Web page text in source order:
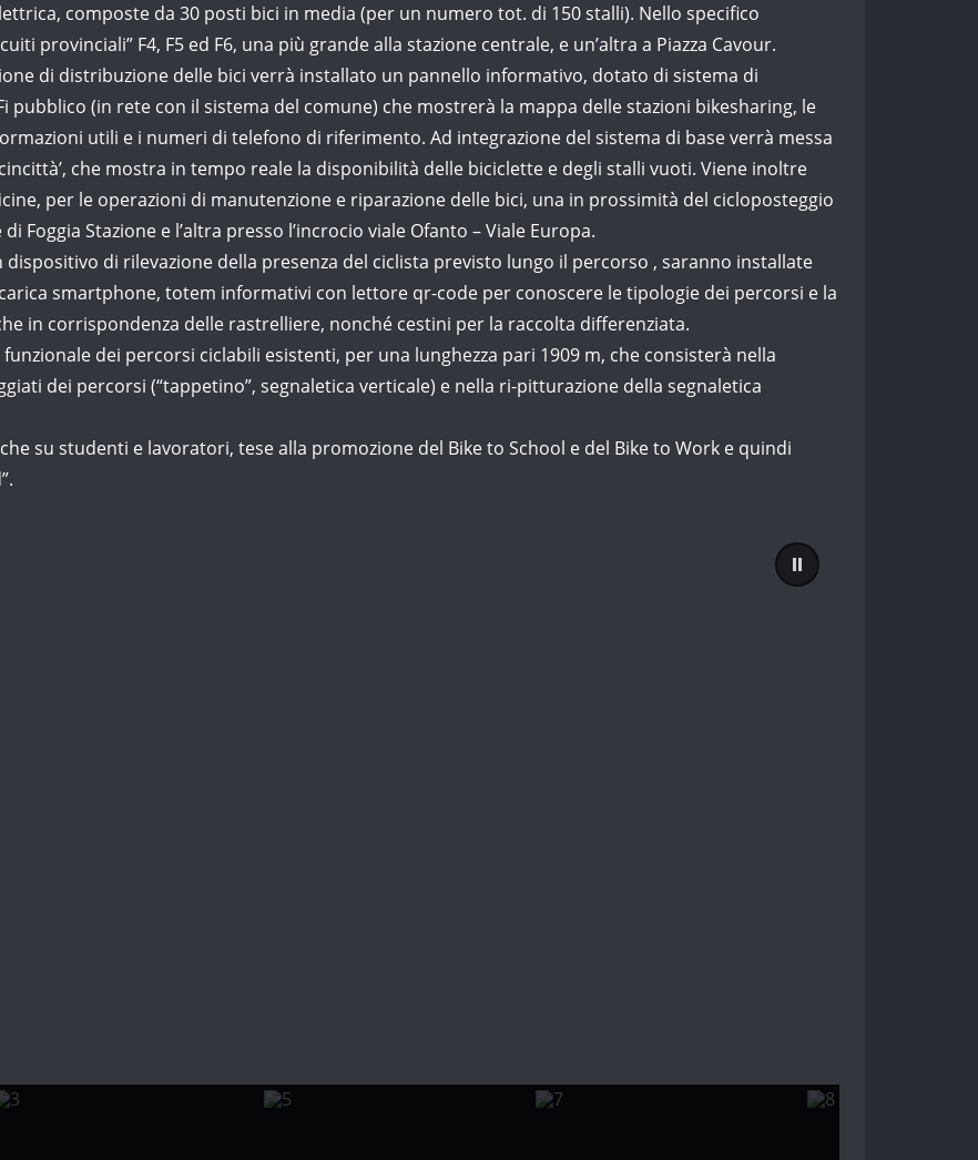
composte da 30 posti bici in media (per un numero tot. di 150 stalli). Nello specifico
provinciali” F4, F5 ed F6, una più grande alla stazione centrale, e un’altra a Piazza Cavour.
di distribuzione delle bici verrà installato un pannello informativo, dotato di sistema di
pubblico (in rete con il sistema del comune) che mostrerà la mappa delle stazioni bikesharing, le
utili e i numeri di telefono di riferimento. Ad integrazione del sistema di base verrà messa
che mostra in tempo reale la disponibilità delle biciclette e degli stalli vuoti. Viene inoltre
per le operazioni di manutenzione e riparazione delle bici, una in prossimità del cicloposteggio
Foggia Stazione e l’altra presso l’incrocio viale Ofanto – Viale Europa.
di rilevazione della presenza del ciclista previsto lungo il percorso , saranno installate
smartphone, totem informativi con lettore qr-code per conoscere le tipologie dei percorsi e la
in corrispondenza delle rastrelliere, nonché cestini per la raccolta differenziata.
funzionale dei percorsi ciclabili esistenti, per una lunghezza pari 1909 m, che consisterà nella
dei percorsi (“tappetino”, segnaletica verticale) e nella ri-pitturazione della segnaletica
su studenti e lavoratori, tese alla promozione del Bike to School e del Bike to Work e quindi